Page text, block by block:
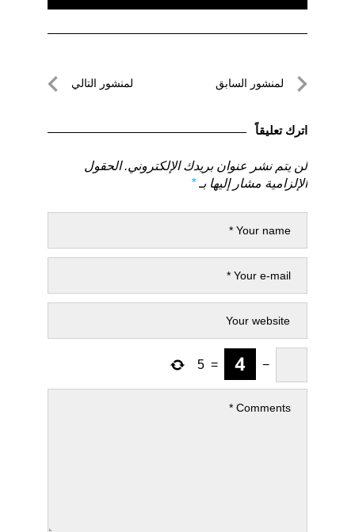
تصفّحلمنشور السابق
السابق
لمنشور التالي
اترك تعليقاً
لن يتم نشر عنوان بريدك الإلكتروني. الحقول
الإلزامية مشار إليها بـ*
−
=
5